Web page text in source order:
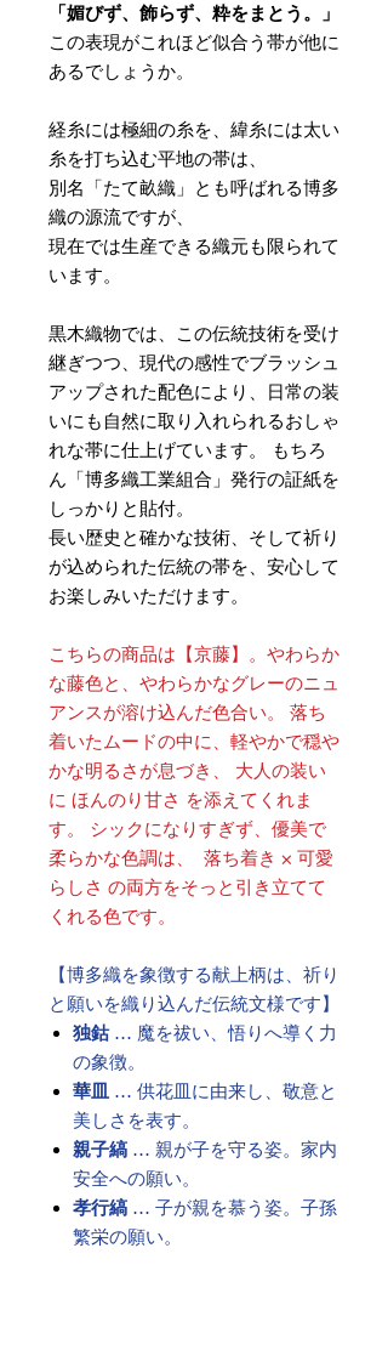
「媚びず、飾らず、粋をまとう。」
この表現がこれほど似合う帯が他に
あるでしょうか。
経糸には極細の糸を、緯糸には太い
糸を打ち込む平地の帯は、
別名「たて畝織」とも呼ばれる博多
織の源流ですが、
現在では生産できる織元も限られて
います。
黒木織物では、この伝統技術を受け
継ぎつつ、現代の感性でブラッシュ
アップされた配色により、日常の装
いにも自然に取り入れられるおしゃ
れな帯に仕上げています。 もちろ
ん「博多織工業組合」発行の証紙を
しっかりと貼付。
長い歴史と確かな技術、そして祈り
が込められた伝統の帯を、安心して
お楽しみいただけます。
こちらの商品は【京藤】。やわらか
な藤色と、やわらかなグレーのニュ
アンスが溶け込んだ色合い。 落ち
着いたムードの中に、軽やかで穏や
かな明るさが息づき、 大人の装い
に ほんのり甘さ を添えてくれま
す。 シックになりすぎず、優美で
柔らかな色調は、 落ち着き × 可愛
らしさ の両方をそっと引き立てて
くれる色です。
【博多織を象徴する献上柄は、祈り
と願いを織り込んだ伝統文様です】
独鈷… 魔を祓い、悟りへ導く力
の象徴。
華皿 … 供花皿に由来し、敬意と
美しさを表す。
親子縞 … 親が子を守る姿。家内
安全への願い。
孝行縞 … 子が親を慕う姿。子孫
繁栄の願い。